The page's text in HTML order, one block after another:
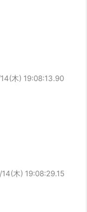
木) 19:08:13.90
木) 19:08:29.15